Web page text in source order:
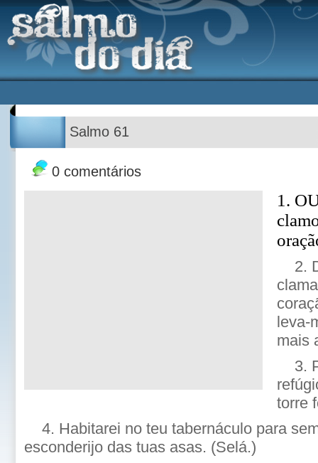
Salmo 61
0 comentários
1.
2.
leva-
mais
3.
torre
4. Habitarei no teu tabernáculo para
esconderijo das tuas asas. (Selá.)